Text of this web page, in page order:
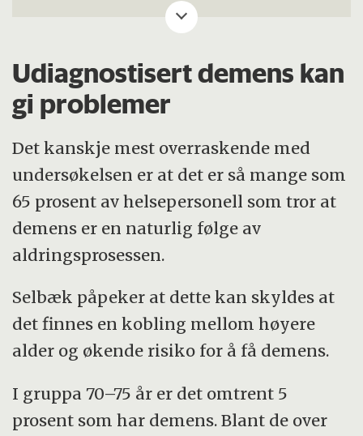
helsen og sikre økonomien når aldringen
skrider frem. Ny forskning avslører at
aldring akselererer på bestemte
tidspunkter i livet – vi forklarer hva det kan
bety for deg og om du kan gjøre noe med
det. Samtidig avkrefter vi en av de mest
seiglivede mytene om demens – en myte
som kan få negative konsekvenser for helse
og økonomi.
Hør hele episoden her.
Udiagnostisert demens kan
gi problemer
Det kanskje mest overraskende med
undersøkelsen er at det er så mange som
65 prosent av helsepersonell som tror at
demens er en naturlig følge av
aldringsprosessen.
Selbæk påpeker at dette kan skyldes at
det finnes en kobling mellom høyere
alder og økende risiko for å få demens.
I gruppa 70–75 år er det omtrent 5
prosent som har demens. Blant de over